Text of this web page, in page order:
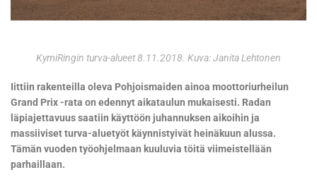
KymiRingin turva-alueet 8.11.2018. Kuva: Janita Lehtonen
Iittiin rakenteilla oleva Pohjoismaiden ainoa moottoriurheilun
Grand Prix -rata on edennyt aikataulun mukaisesti. Radan
läpiajettavuus saatiin käyttöön juhannuksen aikoihin ja
massiiviset turva-aluetyöt käynnistyivät heinäkuun alussa.
Tämän vuoden työohjelmaan kuuluvia töitä viimeistellään
parhaillaan.